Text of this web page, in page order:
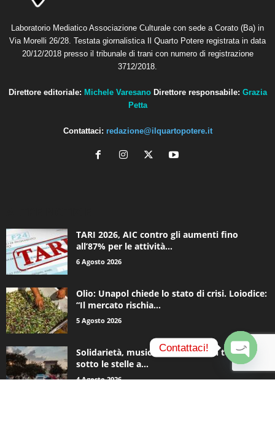
Laboratorio Mediatico Associazione Culturale con sede a Corato (Ba) in
Via Morelli 26/28. Testata giornalistica Il Quarto Potere registrata in data
20/12/2018 presso il tribunale di trani con numero di registrazione
3712/2018.
Direttore editoriale: Michele Varesano Direttore responsabile: Grazia
Petta
Contattaci: redazione@ilquartopotere.it
TARI 2026, AIC contro gli aumenti fino
all’87% per le attività...
6 Agosto 2026
Olio: Unapol chiede lo stato di crisi. Loiodice:
“Il mercato rischia...
5 Agosto 2026
Solidarietà, musica e una notte in tenda
sotto le stelle a...
4 Agosto 2026
Contattaci!
O